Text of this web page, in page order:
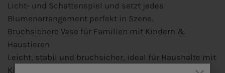
Licht- und Schattenspiel und setzt jedes
Blumenarrangement perfekt in Szene.
Bruchsichere Vase für Familien mit Kindern &
Haustieren
Leicht, stabil und bruchsicher, ideal für Haushalte mit
Kindern oder Haustieren. Ob mit frischen